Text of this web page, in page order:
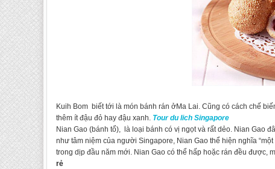
Kuih Bom biết tới là món bánh rán ởMa Lai. Cũng có cách chế
thêm ít đậu đỏ hay đậu xanh. Tour du lich Singapore
Nian Gao (bánh tổ), là loại bánh có vị ngọt và rất dẻo. Nian Gao
như tâm niệm của người Singapore, Nian Gao thể hiện nghĩa
trong dịp đầu năm mới. Nian Gao có thể hấp hoặc rán đều được,
rẻ